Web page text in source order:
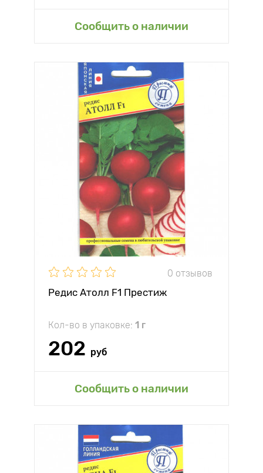
Сообщить о наличии
0 отзывов
Редис Атолл F1 Престиж
Кол-во в упаковке: 1 г
202 руб
Сообщить о наличии